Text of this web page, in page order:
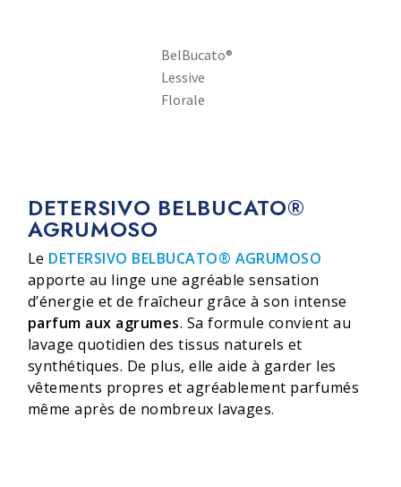
BelBucato®
Lessive
Florale
DETERSIVO BELBUCATO®
AGRUMOSO
Le DETERSIVO BELBUCATO® AGRUMOSO
apporte au linge une agréable sensation
d’énergie et de fraîcheur grâce à son intense
parfum aux agrumes. Sa formule convient au
lavage quotidien des tissus naturels et
synthétiques. De plus, elle aide à garder les
vêtements propres et agréablement parfumés
même après de nombreux lavages.